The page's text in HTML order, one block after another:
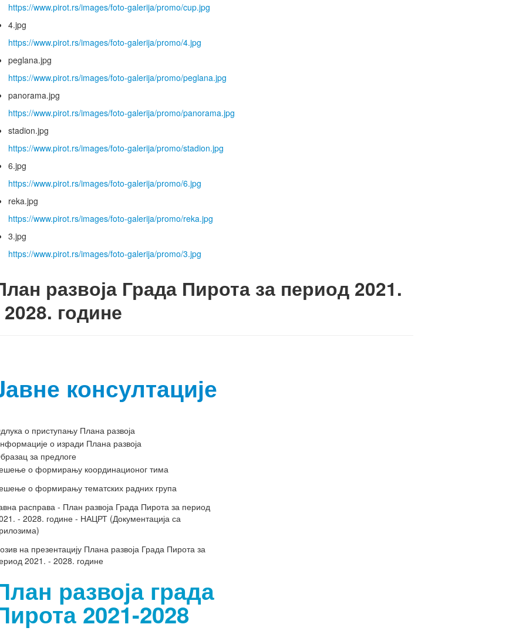
https://www.pirot.rs/images/foto-galerija/promo/cup.jpg
4.jpg
https://www.pirot.rs/images/foto-galerija/promo/4.jpg
peglana.jpg
https://www.pirot.rs/images/foto-galerija/promo/peglana.jpg
panorama.jpg
https://www.pirot.rs/images/foto-galerija/promo/panorama.jpg
stadion.jpg
https://www.pirot.rs/images/foto-galerija/promo/stadion.jpg
6.jpg
https://www.pirot.rs/images/foto-galerija/promo/6.jpg
reka.jpg
https://www.pirot.rs/images/foto-galerija/promo/reka.jpg
3.jpg
https://www.pirot.rs/images/foto-galerija/promo/3.jpg
развоја Града Пирота за период 2021.
2028. године
консултације
о приступању Плана развоја
о изради Плана развоја
за предлоге
о формирању координационог тима
о формирању тематских радних група
расправа - План развоја Града Пирота за период
- 2028. године - НАЦРТ (Документација са
на презентацију Плана развоја Града Пирота за
2021. - 2028. године
развоја града
2021-2028